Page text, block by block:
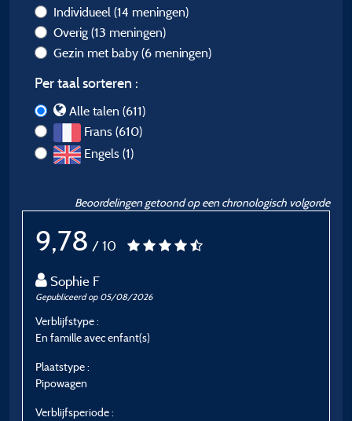
Individueel (14 meningen)
Overig (13 meningen)
Gezin met baby (6 meningen)
Per taal sorteren :
Alle talen (611)
Frans (610)
Engels (1)
Beoordelingen getoond op een chronologisch volgorde
9,78 / 10
Sophie F
Gepubliceerd op 05/08/2026
Verblijfstype :
En famille avec enfant(s)
Plaatstype :
Pipowagen
Verblijfsperiode :